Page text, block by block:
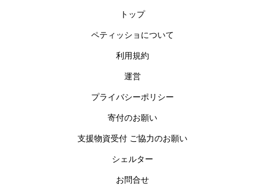
トップ
ペティッショについて
利用規約
運営
プライバシーポリシー
寄付のお願い
支援物資受付 ご協力のお願い
シェルター
お問合せ